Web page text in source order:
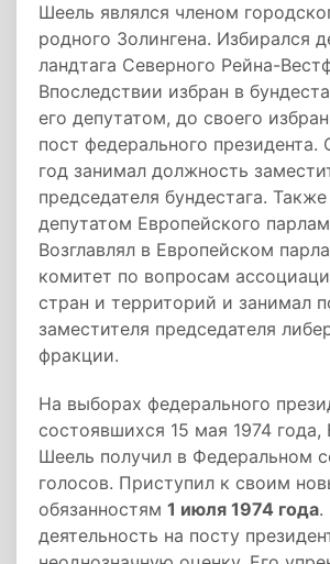
Шеель являлся членом
родного Золингена. Избирался
ландтага Северного Рейна-
Впоследствии избран в
его депутатом, до своего
пост федерального президента.
год занимал должность
председателя бундестага.
депутатом Европейского
Возглавлял в Европейском
комитет по вопросам
стран и территорий и занимал
заместителя председателя
фракции.
На выборах федерального
состоявшихся 15 мая 1974 года,
Шеель получил в Федеральном
голосов. Приступил к своим
обязанностям 1 июля 1974 года.
деятельность на посту